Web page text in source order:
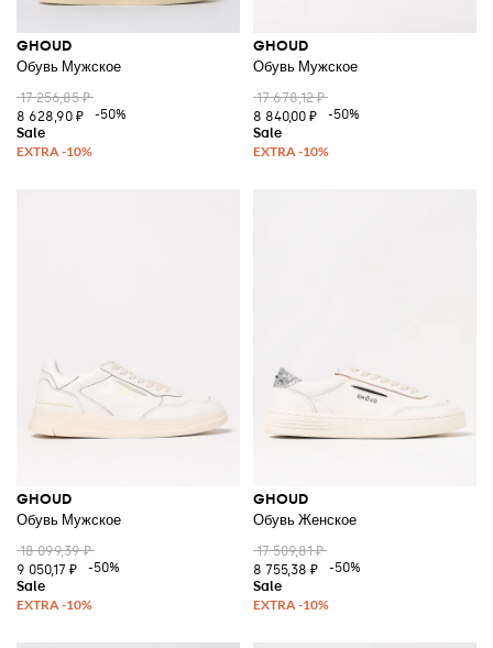
GHOUD
Обувь Мужское
17 256,85 ₽
8 628,90 ₽
-50%
GHOUD
Обувь Мужское
17 678,12 ₽
8 840,00 ₽
-50%
GHOUD
Обувь Мужское
18 099,39 ₽
9 050,17 ₽
-50%
GHOUD
Обувь Женское
17 509,81 ₽
8 755,38 ₽
-50%